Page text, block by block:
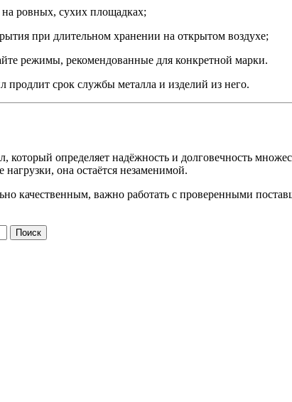
ровных, сухих площадках;
при длительном хранении на открытом воздухе;
режимы, рекомендованные для конкретной марки.
продлит срок службы металла и изделий из него.
который определяет надёжность и долговечность
нагрузки, она остаётся незаменимой.
качественным, важно работать с проверенными